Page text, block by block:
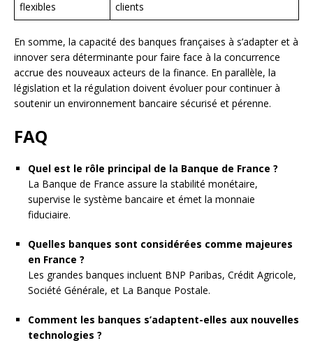
flexibles clients
En somme, la capacité des banques françaises à s’adapter et à
innover sera déterminante pour faire face à la concurrence
accrue des nouveaux acteurs de la finance. En parallèle, la
législation et la régulation doivent évoluer pour continuer à
soutenir un environnement bancaire sécurisé et pérenne.
FAQ
Quel est le rôle principal de la Banque de France ?
La Banque de France assure la stabilité monétaire,
supervise le système bancaire et émet la monnaie
fiduciaire.
Quelles banques sont considérées comme majeures
en France ?
Les grandes banques incluent BNP Paribas, Crédit Agricole,
Société Générale, et La Banque Postale.
Comment les banques s’adaptent-elles aux nouvelles
technologies ?